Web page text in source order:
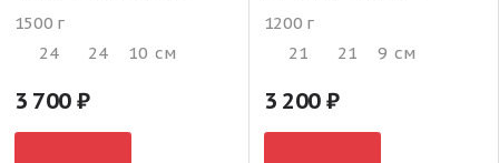
1500 г
24
24 10 см
3 700
1200 г
21
21 9 см
3 200